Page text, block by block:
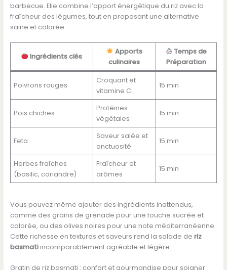
barbecue. Elle combine l’apport énergétique du riz avec la
fraîcheur des légumes, tout en proposant une alternative
saine et colorée.
Ingrédients clés
Apports
culinaires
Temps de
Préparation
Poivrons rouges
Croquant et
vitamine C
15 min
Pois chiches
Protéines
végétales
15 min
Feta
Saveur salée et
onctuosité
15 min
Herbes fraîches
(basilic, coriandre)
Fraîcheur et
arômes
15 min
Vous pouvez même ajouter des ingrédients inattendus,
comme des grains de grenade pour une touche sucrée et
colorée, ou des olives noires pour une note méditerranéenne.
Cette richesse en textures et saveurs rend la salade de riz
basmatiincomparablement agréable et légère.
Gratin de riz basmati : confort et gourmandise pour soigner